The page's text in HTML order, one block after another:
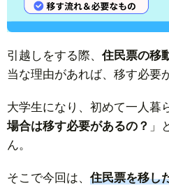
引越しをする際、住民票の移
当な理由があれば、移す必要
大学生になり、初めて一人暮
場合は移す必要があるの？ 」
ん。
そこで今回は、住民票を移し